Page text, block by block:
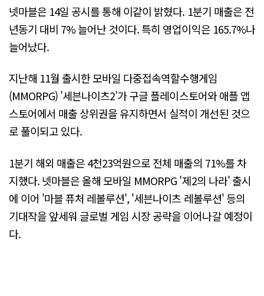
넷마블은 14일 공시를 통해 이같이 밝혔다. 1분기 매출은 전
년동기 대비 7% 늘어난 것이다. 특히 영업이익은 165.7%나
늘어났다.
지난해 11월 출시한 모바일 다중접속역할수행게임
(MMORPG) '세븐나이츠2'가 구글 플레이스토어와 애플 앱
스토어에서 매출 상위권을 유지하면서 실적이 개선된 것으
로 풀이되고 있다.
1분기 해외 매출은 4천23억원으로 전체 매출의 71%를 차
지했다. 넷마블은 올해 모바일 MMORPG '제2의 나라' 출시
에 이어 '마블 퓨처 레볼루션', '세븐나이츠 레볼루션' 등의
기대작을 앞세워 글로벌 게임 시장 공략을 이어나갈 예정이
다.